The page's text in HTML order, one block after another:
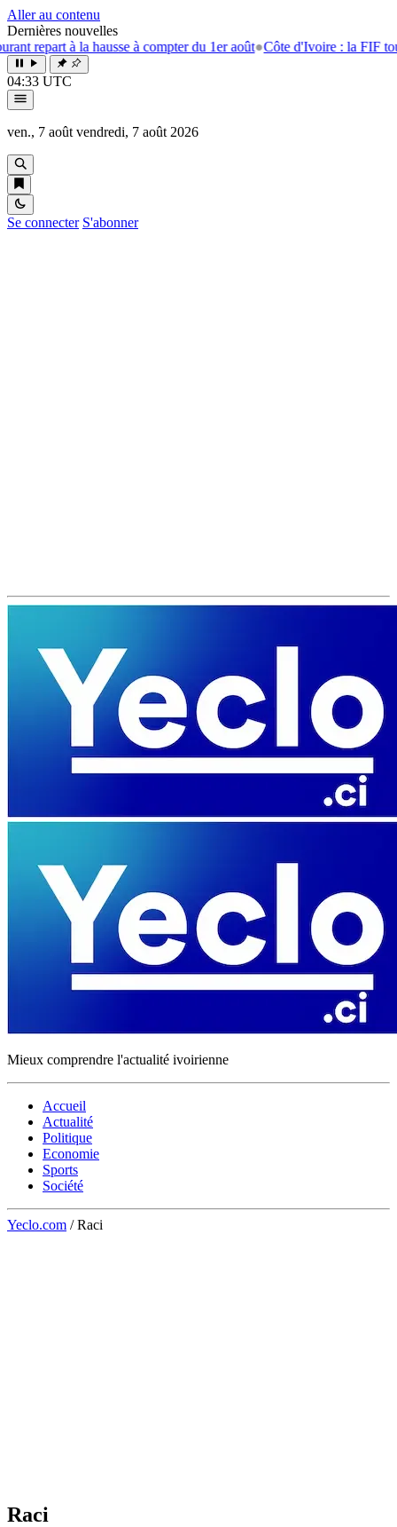
Aller au contenu
Dernières nouvelles
la hausse à compter du 1er août●Côte d'Ivoire : la FIF tourne la
04:33 UTC
ven., 7 août vendredi, 7 août 2026
Se connecter S'abonner
Mieux comprendre l'actualité ivoirienne
Accueil
Actualité
Politique
Economie
Sports
Société
Yeclo.com / Raci
Raci